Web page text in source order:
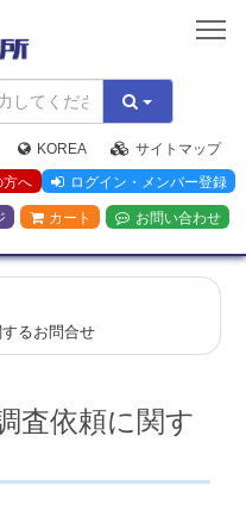
KOREA
サイトマップ
方へ
ログイン・メンバー登録
カート お問い合わせ
るお問合せ
査依頼に関す